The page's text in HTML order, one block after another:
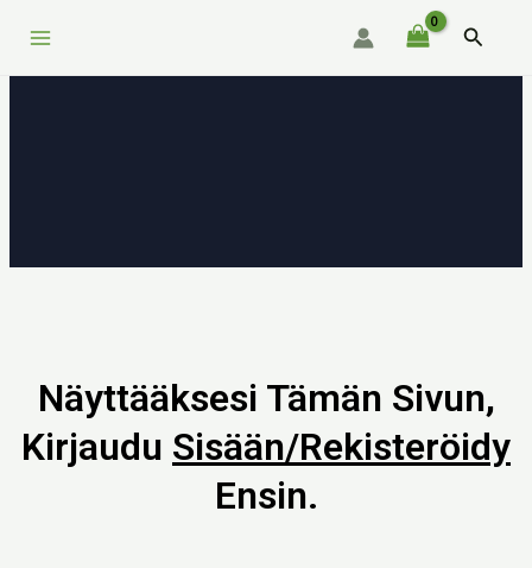
sisältöön
Hae
Näyttääksesi Tämän Sivun,
Kirjaudu Sisään/rekisteröidy
Ensin.